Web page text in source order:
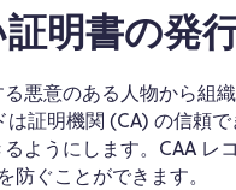
明書の発
悪意のある人物から組
は証明機関 (CA) の信頼
ようにします。CAA
防ぐことができます。